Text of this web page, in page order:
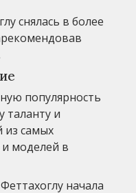
снялась в более
популярность
таланту и
из самых
моделей в
начала